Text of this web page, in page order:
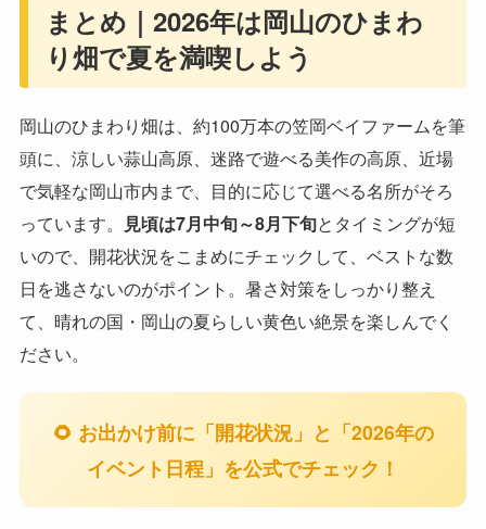
まとめ｜2026年は岡山のひまわ
り畑で夏を満喫しよう
岡山のひまわり畑は、約100万本の笠岡ベイファームを筆
頭に、涼しい蒜山高原、迷路で遊べる美作の高原、近場
で気軽な岡山市内まで、目的に応じて選べる名所がそろ
っています。
見頃は7月中旬～8月下旬とタイミングが短
いので、開花状況をこまめにチェックして、ベストな数
日を逃さないのがポイント。暑さ対策をしっかり整え
て、晴れの国・岡山の夏らしい黄色い絶景を楽しんでく
ださい。
🌻 お出かけ前に「開花状況」と「2026年の
イベント日程」を公式でチェック！